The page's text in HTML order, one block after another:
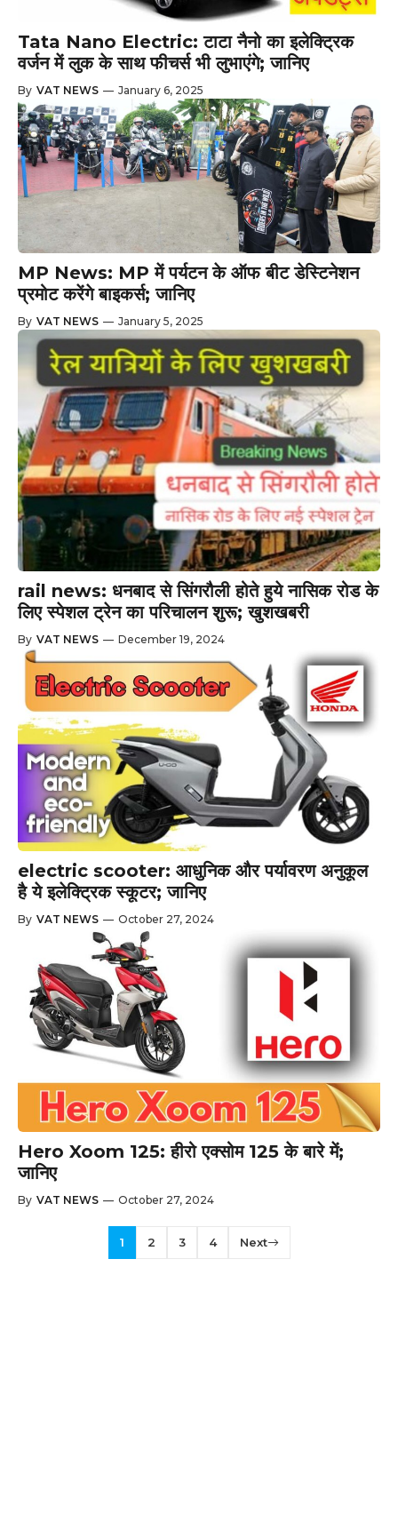
Tata Nano Electric: टाटा नैनो का इलेक्ट्रिक
वर्जन में लुक के साथ फीचर्स भी लुभाएंगे; जानिए
By VAT NEWS — January 6, 2025
MP News: MP में पर्यटन के ऑफ बीट डेस्टिनेशन
प्रमोट करेंगे बाइकर्स; जानिए
By VAT NEWS — January 5, 2025
rail news: धनबाद से सिंगरौली होते हुये नासिक रोड के
लिए स्पेशल ट्रेन का परिचालन शुरू; खुशखबरी
By VAT NEWS — December 19, 2024
electric scooter: आधुनिक और पर्यावरण अनुकूल
है ये इलेक्ट्रिक स्कूटर; जानिए
By VAT NEWS — October 27, 2024
Hero Xoom 125: हीरो एक्सोम 125 के बारे में;
जानिए
By VAT NEWS — October 27, 2024
1 2 3 4 Next